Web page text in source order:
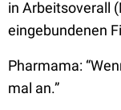
in Arbeitsoverall
eingebundenen
Pharmama:
mal an.”